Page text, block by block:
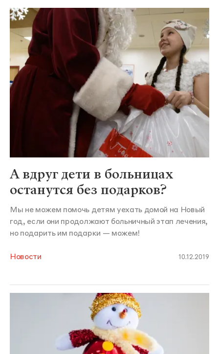
А вдруг дети в больницах
останутся без подарков?
Мы не можем помочь детям уехать домой на Новый
год, если они продолжают больничный этап лечения,
но подарить им подарки — можем!
Новости 10.12.2019